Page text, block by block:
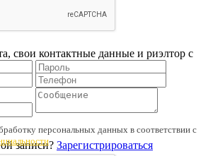
свои контактные данные и риэлтор с
персональных данных в соответствии с
записи? Зарегистрироваться